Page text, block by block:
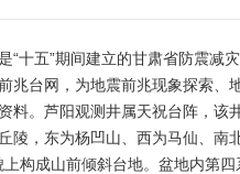
十五”期间建立的甘肃省防震减
兆台网，为地震前兆现象探索、
料。芦阳观测井属天祝台阵，该
陵，东为杨凹山、西为马仙、南
构成山前倾斜台地。盆地内第